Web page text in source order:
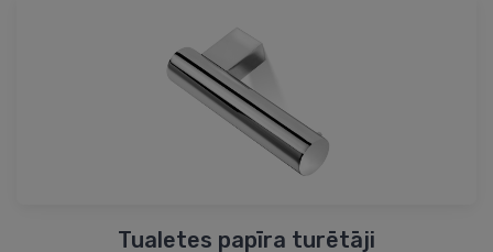
Tualetes papīra turētāji